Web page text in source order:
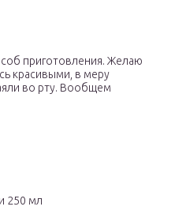
приготовления. Желаю
красивыми, в меру
во рту. Вообщем
250 мл